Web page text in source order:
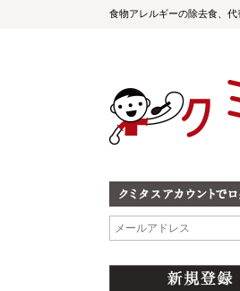
食物アレルギーの除去食、代